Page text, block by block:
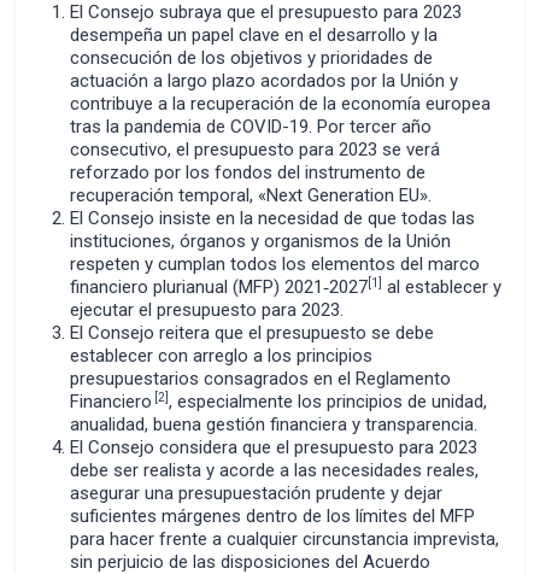
El Consejo subraya que el presupuesto para 2023
desempeña un papel clave en el desarrollo y la
consecución de los objetivos y prioridades de
actuación a largo plazo acordados por la Unión y
contribuye a la recuperación de la economía europea
tras la pandemia de COVID-19. Por tercer año
consecutivo, el presupuesto para 2023 se verá
reforzado por los fondos del instrumento de
recuperación temporal, «Next Generation EU».
El Consejo insiste en la necesidad de que todas las
instituciones, órganos y organismos de la Unión
respeten y cumplan todos los elementos del marco
financiero plurianual (MFP) 2021‑2027 [1]
al establecer y
ejecutar el presupuesto para 2023.
El Consejo reitera que el presupuesto se debe
establecer con arreglo a los principios
presupuestarios consagrados en el Reglamento
Financiero [2] , especialmente los principios de unidad,
anualidad, buena gestión financiera y transparencia.
El Consejo considera que el presupuesto para 2023
debe ser realista y acorde a las necesidades reales,
asegurar una presupuestación prudente y dejar
suficientes márgenes dentro de los límites del MFP
para hacer frente a cualquier circunstancia imprevista,
sin perjuicio de las disposiciones del Acuerdo